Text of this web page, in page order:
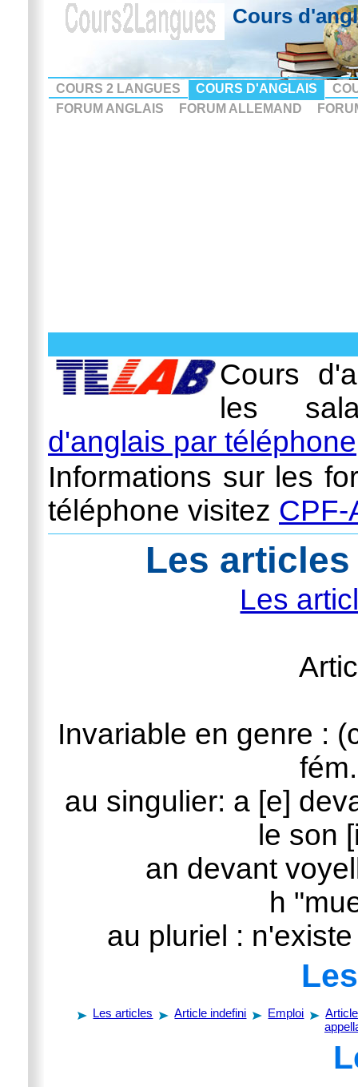
Cours
COURS 2 LANGUES COURS D'ANGLAIS
FORUM ANGLAIS
FORUM ALLEMAND
Cours
les
d'anglais par téléphone
Informations sur les
téléphone visitez CPF-
Les
Les
Invariable en genre :
au singulier: a [e]
le son
an devant
h
au pluriel :
Les articles Article indefini Emploi